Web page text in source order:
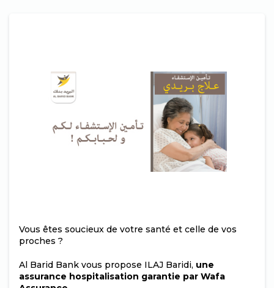
Vous êtes soucieux de votre santé et celle de vos
proches ?
Al Barid Bank vous propose ILAJ Baridi, une
assurance hospitalisation garantie par Wafa